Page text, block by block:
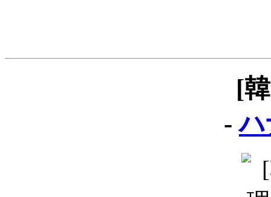
[
-ハ